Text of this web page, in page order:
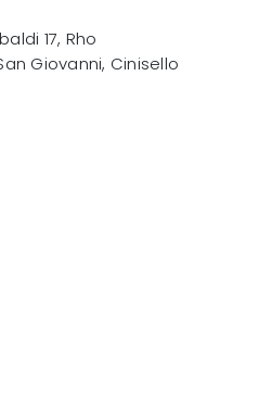
17, Rho
Giovanni, Cinisello